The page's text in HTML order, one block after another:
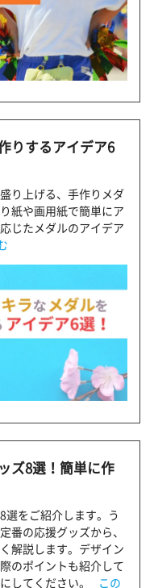
りするアイデア6
り上げる、手作りメダ
紙や画用紙で簡単にア
じたメダルのアイデア
ズ8選！簡単に作
選をご紹介します。う
番の応援グッズから、
解説します。デザイン
のポイントも紹介して
してください。
この